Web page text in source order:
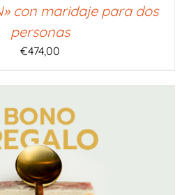
con maridaje para dos
personas
€474,00